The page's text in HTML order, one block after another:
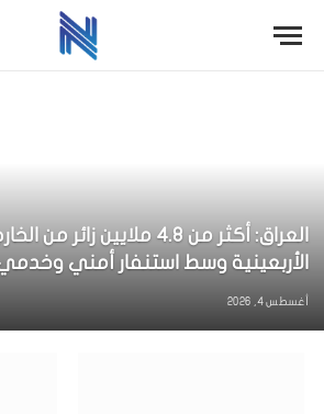
العراق: أكثر من 4.8 ملايين
الأربعينية وسط استنفار أمني
أغسطس 4, 2026